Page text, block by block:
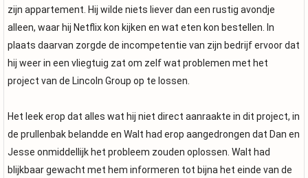
zijn appartement. Hij wilde niets liever dan een rustig avondje
alleen, waar hij Netflix kon kijken en wat eten kon bestellen. In
plaats daarvan zorgde de incompetentie van zijn bedrijf ervoor dat
hij weer in een vliegtuig zat om zelf wat problemen met het
project van de Lincoln Group op te lossen.
Het leek erop dat alles wat hij niet direct aanraakte in dit project, in
de prullenbak belandde en Walt had erop aangedrongen dat Dan en
Jesse onmiddellijk het probleem zouden oplossen. Walt had
blijkbaar gewacht met hem informeren tot bijna het einde van de